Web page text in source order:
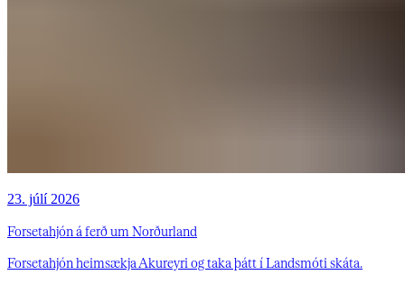
23. júlí 2026
Forsetahjón á ferð um Norðurland
Forsetahjón heimsækja Akureyri og taka þátt í Landsmóti skáta.